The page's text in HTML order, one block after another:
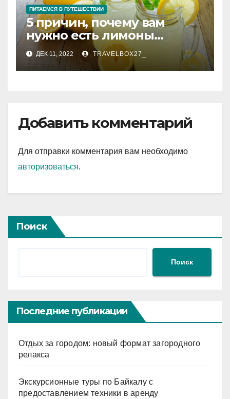
ПИТАЕМСЯ В ПУТЕШЕСТВИИ
5 причин, почему вам
нужно есть лимоны
каждый день
ДЕК 11, 2022 TRAVELBOX27_
Добавить комментарий
Для отправки комментария вам необходимо
авторизоваться.
Поиск
Поиск
Последние публикации
Отдых за городом: новый формат загородного
релакса
Экскурсионные туры по Байкалу с
предоставлением техники в аренду